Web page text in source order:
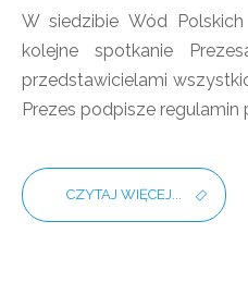
W siedzibie Wód
kolejne spotkanie
przedstawicielami
Prezes podpisze regulamin
CZYTAJ WIĘCEJ...